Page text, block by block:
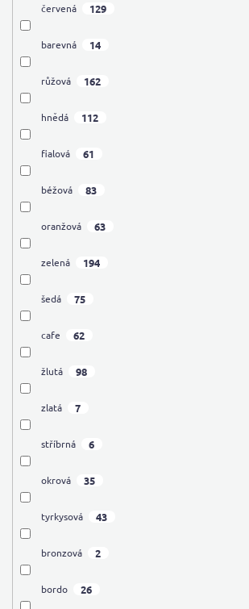
červená 129
barevná 14
růžová 162
hnědá 112
fialová 61
béžová 83
oranžová 63
zelená 194
šedá 75
cafe 62
žlutá 98
zlatá 7
stříbrná 6
okrová 35
tyrkysová 43
bronzová 2
bordo 26